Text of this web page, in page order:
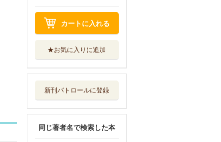
カートに入れる
★お気に入りに追加
新刊パトロールに登録
同じ著者名で検索した本
聖女だけど闇堕ち
したらひよこに...
ローワライ １
紫雲寺家の子供た
ち ９